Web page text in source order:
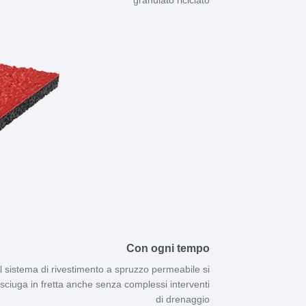
Con ogni tempo
sistema di rivestimento a spruzzo permeabile si
in fretta anche senza complessi interventi
di drenaggio